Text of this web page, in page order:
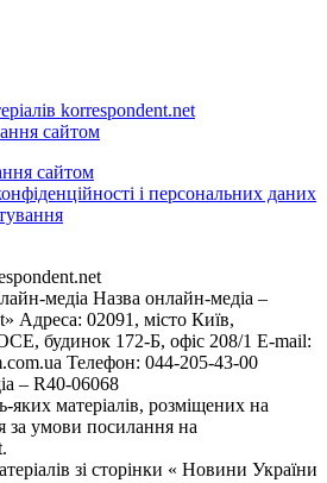
korrespondent.net
сайтом
сайтом
і персональних даних
медіа Назва онлайн-медіа –
Адреса: 02091, місто Київ,
будинок 172-Б, офіс 208/1 E-mail:
Телефон: 044-205-43-00
– R40-06068
яких матеріалів, розміщених на
за умови посилання на
зі сторінки « Новини України